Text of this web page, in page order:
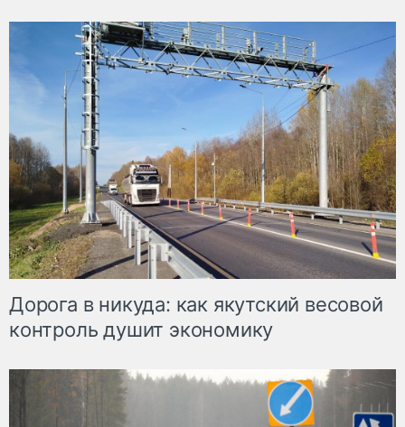
Дорога в никуда: как якутский весовой
контроль душит экономику